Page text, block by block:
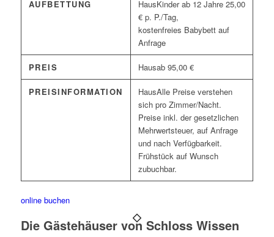
AUFBETTUNG
Kinder ab 12 Jahre 25,00
€ p. P./Tag,
kostenfreies Babybett auf
Anfrage
PREIS ab 95,00 €
PREISINFORMATION
Alle Preise verstehen
sich pro Zimmer/Nacht.
Preise inkl. der gesetzlichen
Mehrwertsteuer, auf Anfrage
und nach Verfügbarkeit.
Frühstück auf Wunsch
zubuchbar.
online buchen
Die Gästehäuser von Schloss Wissen